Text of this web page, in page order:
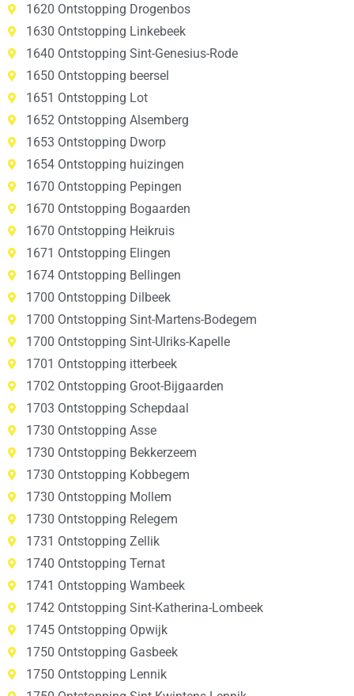
1620 Ontstopping Drogenbos
1630 Ontstopping Linkebeek
1640 Ontstopping Sint-Genesius-Rode
1650 Ontstopping beersel
1651 Ontstopping Lot
1652 Ontstopping Alsemberg
1653 Ontstopping Dworp
1654 Ontstopping huizingen
1670 Ontstopping Pepingen
1670 Ontstopping Bogaarden
1670 Ontstopping Heikruis
1671 Ontstopping Elingen
1674 Ontstopping Bellingen
1700 Ontstopping Dilbeek
1700 Ontstopping Sint-Martens-Bodegem
1700 Ontstopping Sint-Ulriks-Kapelle
1701 Ontstopping itterbeek
1702 Ontstopping Groot-Bijgaarden
1703 Ontstopping Schepdaal
1730 Ontstopping Asse
1730 Ontstopping Bekkerzeem
1730 Ontstopping Kobbegem
1730 Ontstopping Mollem
1730 Ontstopping Relegem
1731 Ontstopping Zellik
1740 Ontstopping Ternat
1741 Ontstopping Wambeek
1742 Ontstopping Sint-Katherina-Lombeek
1745 Ontstopping Opwijk
1750 Ontstopping Gasbeek
1750 Ontstopping Lennik